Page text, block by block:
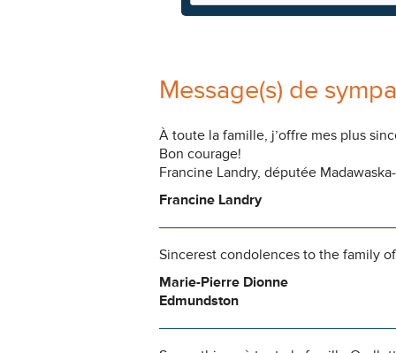
Message(s) de
À toute la famille, j’offre mes plus
Bon courage!
Francine Landry, députée
Francine Landry
Sincerest condolences to the family
Marie-Pierre Dionne
Edmundston